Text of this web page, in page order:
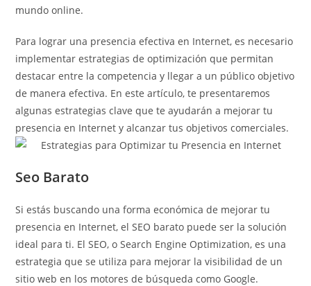
mundo online.
Para lograr una presencia efectiva en Internet, es necesario
implementar estrategias de optimización que permitan
destacar entre la competencia y llegar a un público objetivo
de manera efectiva. En este artículo, te presentaremos
algunas estrategias clave que te ayudarán a mejorar tu
presencia en Internet y alcanzar tus objetivos comerciales.
Seo Barato
Si estás buscando una forma económica de mejorar tu
presencia en Internet, el SEO barato puede ser la solución
ideal para ti. El SEO, o Search Engine Optimization, es una
estrategia que se utiliza para mejorar la visibilidad de un
sitio web en los motores de búsqueda como Google.